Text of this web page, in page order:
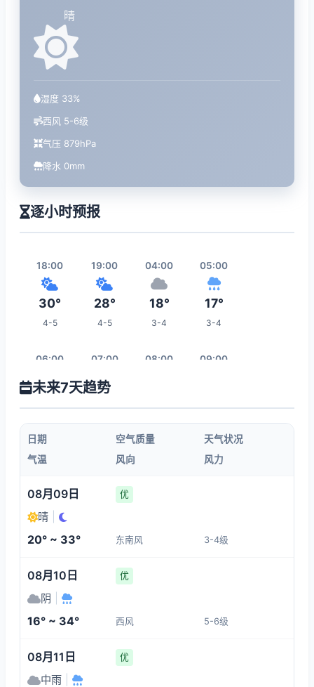
晴
湿度 33%
西风 5-6级
气压 879hPa
降水 0mm
逐小时预报
18:00
30°
4-5
19:00
28°
4-5
04:00
18°
3-4
05:00
17°
3-4
06:00
16°
07:00
16°
08:00 09:00
10:00
18°
4-5
13:00
20:00
27°
4-5
14:00 16:00
19°
未来7天趋势
日期 空气质量
天气状况
气温
风向 风力
08月09日 优
晴
20° ~ 33° 东南风 3-4级
08月10日 优
阴
16° ~ 34° 西风 5-6级
08月11日 优
中雨